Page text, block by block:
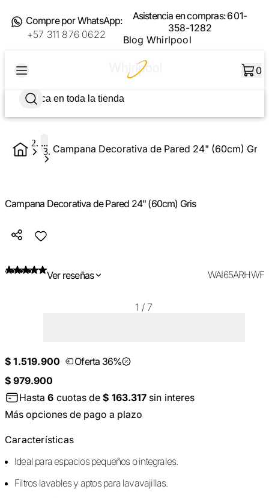
Compre por WhatsApp:
+57 311 876 0622
Asistencia en compras:601-
358-1282
Blog Whirlpool
0
... Campana Decorativa de Pared 24" (60cm) Gris
Campana Decorativa de Pared 24" (60cm) Gris
Ver reseñas WAI65ARHWF
1 / 7
$ 1.519.900
Oferta 36%
$ 979.900
Hasta6 cuotas de$ 163.317 sin interes
Más opciones de pago a plazo
Características
Ideal para espacios pequeños o integrales.
Filtros lavables y aptos para lavavajillas.